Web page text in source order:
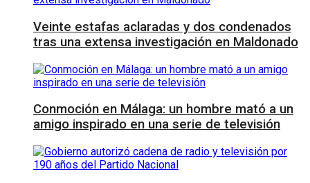
Veinte estafas aclaradas y dos condenados
tras una extensa investigación en Maldonado
Conmoción en Málaga: un hombre mató a un
amigo inspirado en una serie de televisión